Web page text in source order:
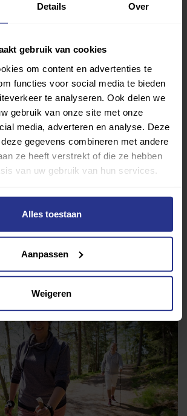
Details Over
gebruik van cookies
om content en advertenties te
functies voor social media te bieden
te analyseren. Ook delen we
gebruik van onze site met onze
media, adverteren en analyse. Deze
gegevens combineren met andere
ze heeft verstrekt of die ze hebben
van uw gebruik van hun services.
Alles toestaan
Aanpassen
Weigeren
Gezondheid Inspiratie